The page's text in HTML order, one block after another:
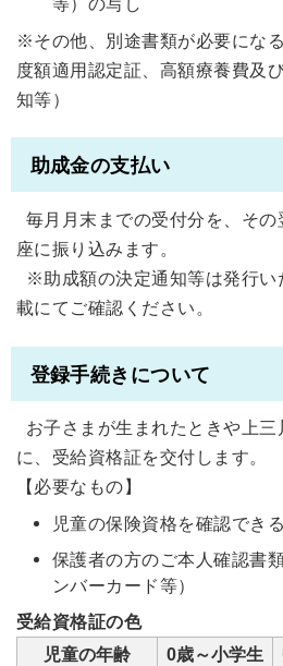
※その他、別途書類が必要にな
度額適用認定証、高額療養費及
知等）
助成金の支払い
毎月月末までの受付分を、そ
座に振り込みます。
※助成額の決定通知等は発行い
載にてご確認ください。
登録手続きについて
お子さまが生まれたときや上
に、受給資格証を交付します。
【必要なもの】
児童の保険資格を確認でき
保護者の方のご本人確認書
ンバーカード等）
受給資格証の色
児童の年齢 0歳～小学生